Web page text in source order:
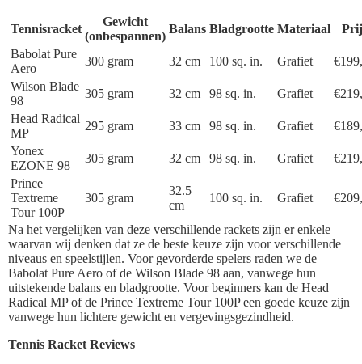
Tennisracket
Gewicht
(onbespannen)
Balans Bladgrootte Materiaal
Babolat Pure
Aero
300 gram 32 cm 100 sq. in. Grafiet
Wilson Blade
98
305 gram 32 cm 98 sq. in. Grafiet
Head Radical
MP
295 gram 33 cm 98 sq. in. Grafiet
Yonex
EZONE 98
305 gram 32 cm 98 sq. in. Grafiet
Prince
Textreme
Tour 100P
305 gram
32.5
cm
100 sq. in. Grafiet
Na het vergelijken van deze verschillende rackets zijn er enkele
waarvan wij denken dat ze de beste keuze zijn voor verschillende
niveaus en speelstijlen. Voor gevorderde spelers raden we de
Babolat Pure Aero of de Wilson Blade 98 aan, vanwege hun
uitstekende balans en bladgrootte. Voor beginners kan de Head
Radical MP of de Prince Textreme Tour 100P een goede keuze zijn
vanwege hun lichtere gewicht en vergevingsgezindheid.
Tennis Racket Reviews